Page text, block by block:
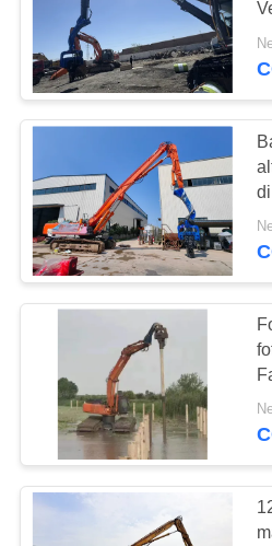
VR
NOI
GIRO
DELLA
FABBRICA
CONTROLLO
QUALITÀ
CONTATTICI